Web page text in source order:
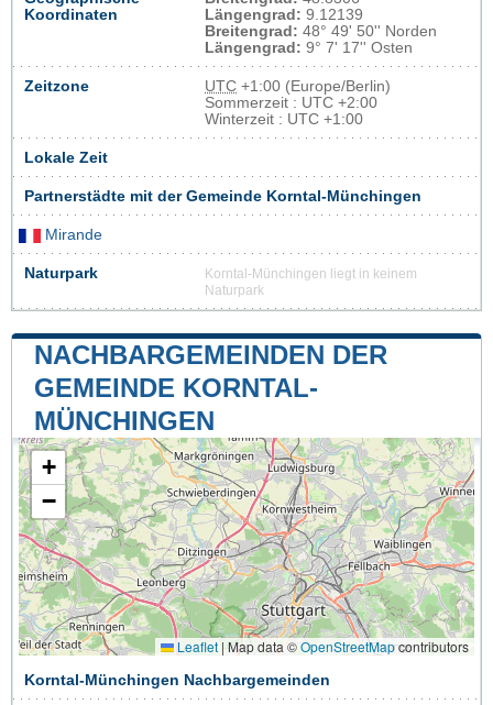
Koordinaten
Längengrad: 9.12139
Breitengrad: 48° 49' 50'' Norden
Längengrad: 9° 7' 17'' Osten
Zeitzone UTC +1:00 (Europe/Berlin)
Sommerzeit : UTC +2:00
Winterzeit : UTC +1:00
Lokale Zeit
Partnerstädte mit der Gemeinde Korntal-Münchingen
Mirande
Naturpark
Korntal-Münchingen liegt in keinem
Naturpark
NACHBARGEMEINDEN DER
GEMEINDE KORNTAL-
MÜNCHINGEN
+
−
Leaflet | Map data ©OpenStreetMapcontributors
Korntal-Münchingen Nachbargemeinden